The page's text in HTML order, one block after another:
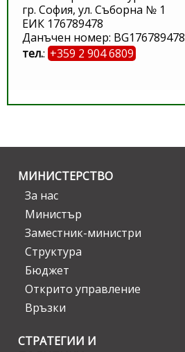
гр. София, ул. Съборна № 1
ЕИК 176789478
Данъчен номер: BG176789478
тел.: +359 2 904 6809
МИНИСТЕРСТВО
За нас
Министър
Заместник-министри
Структура
Бюджет
Открито управление
Връзки
СТРАТЕГИИ И